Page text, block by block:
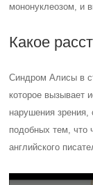
мононуклеозом, и
Какое
Синдром Алисы в
которое вызывает
нарушения
подобных тем, что
английского